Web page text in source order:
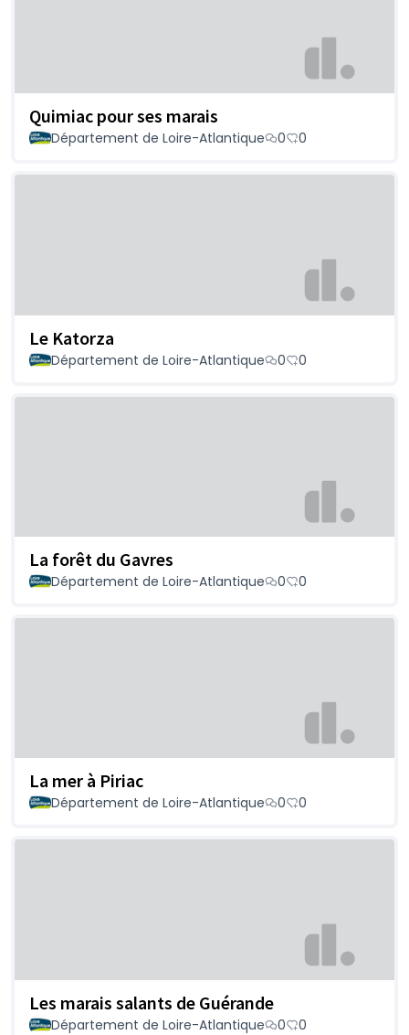
Quimiac pour ses marais
Département de Loire-Atlantique 0 0
Le Katorza
Département de Loire-Atlantique 0 0
La forêt du Gavres
Département de Loire-Atlantique 0 0
La mer à Piriac
Département de Loire-Atlantique 0 0
Les marais salants de Guérande
Département de Loire-Atlantique 0 0